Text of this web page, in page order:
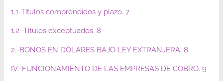
1.1-Títulos comprendidos y plazo. 7
1.2.-Títulos exceptuados. 8
2.-BONOS EN DÓLARES BAJO LEY EXTRANJERA. 8
IV.-FUNCIONAMIENTO DE LAS EMPRESAS DE COBRO. 9